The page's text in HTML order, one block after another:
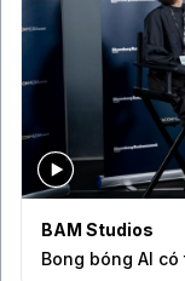
Bloomberg
Những chiếc